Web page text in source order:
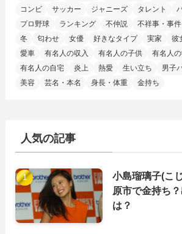
コンビ
サッカー ジャニーズ タレント
プロ野球
ランキング 不仲説 不祥事・事件
冬
匂わせ 女優 好きなタイプ 実家 彼
愛車
有名人の収入 有名人の子供 有名人
有名人の自宅
炎上 熱愛 生い立ち 男子
美容
芸名・本名 身長・体重 金持ち
人気の記事
小島瑠璃子(こ
原市で金持ち
は？